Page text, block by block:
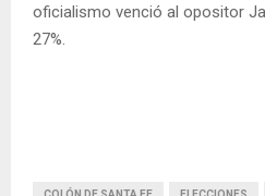
oficialismo venció al opositor
27%.